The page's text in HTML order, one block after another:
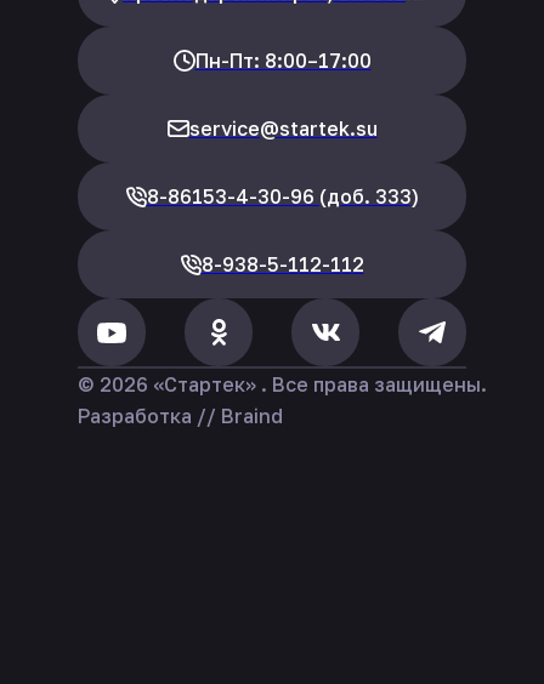
Пн-Пт: 8:00–17:00
service@startek.su
8-86153-4-30-96 (доб. 333)
8-938-5-112-112
© 2026 «Стартек» . Все права защищены.
Разработка // Braind